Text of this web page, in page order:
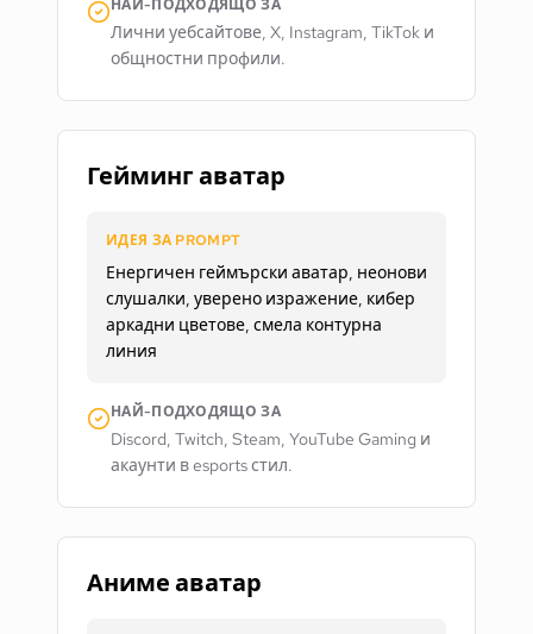
НАЙ-ПОДХОДЯЩО ЗА
Лични уебсайтове, X, Instagram, TikTok и
общностни профили.
Гейминг аватар
ИДЕЯ ЗА PROMPT
Енергичен геймърски аватар, неонови
слушалки, уверено изражение, кибер
аркадни цветове, смела контурна
линия
НАЙ-ПОДХОДЯЩО ЗА
Discord, Twitch, Steam, YouTube Gaming и
акаунти в esports стил.
Аниме аватар